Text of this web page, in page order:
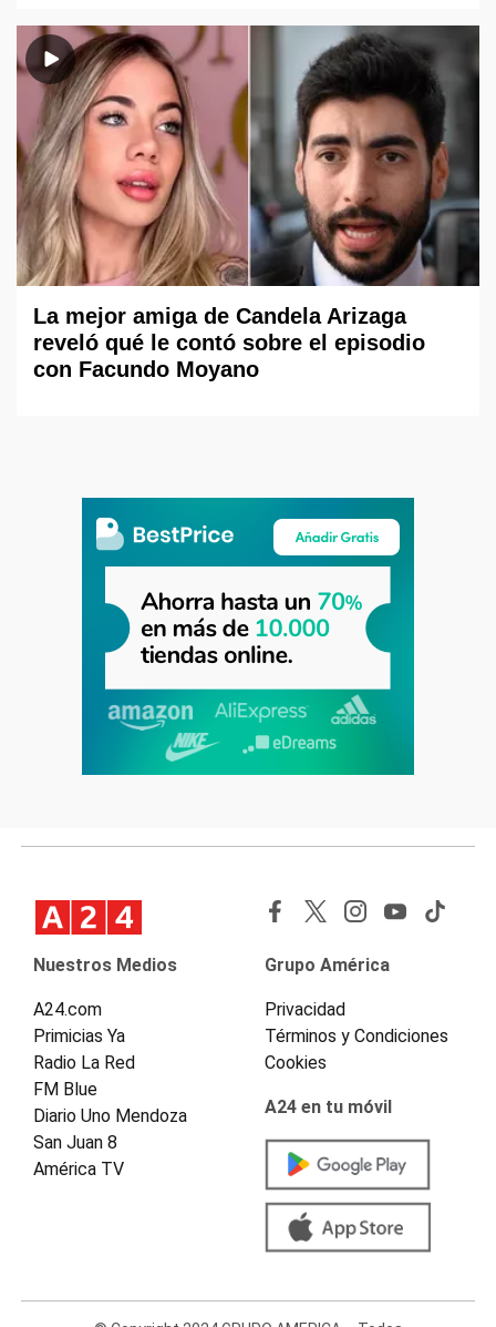
La mejor amiga de Candela Arizaga
reveló qué le contó sobre el episodio
con Facundo Moyano
Nuestros Medios
A24.com
Primicias Ya
Radio La Red
FM Blue
Diario Uno Mendoza
San Juan 8
América TV
Grupo América
Privacidad
Términos y Condiciones
Cookies
A24 en tu móvil